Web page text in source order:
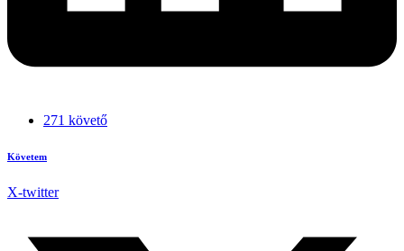
271 követő
Követem
X-twitter